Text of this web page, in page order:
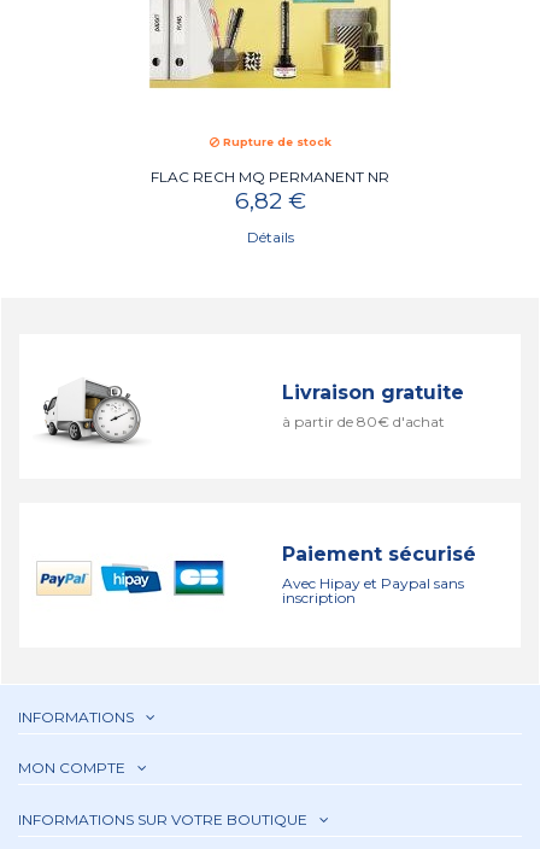
Rupture de stock
FLAC RECH MQ PERMANENT NR
6,82 €
Détails
Livraison gratuite
à partir de 80€ d'achat
Paiement sécurisé
Avec Hipay et Paypal sans
inscription
INFORMATIONS
MON COMPTE
INFORMATIONS SUR VOTRE BOUTIQUE